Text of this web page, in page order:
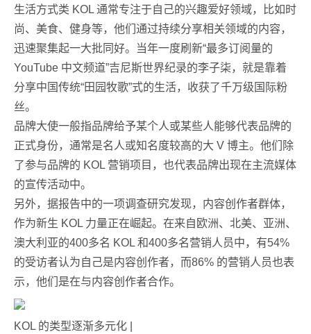
生活方式类 KOL 通常专注于自己的兴趣爱好领域，比如时
尚、美食、健身等，他们通过持续分享相关领域的内容，
迅速聚集起一大批同好。当年一度刷新“最多订阅量的
YouTube 中文频道”吉尼斯世界纪录的李子柒，就是靠着
分享中国传统“田园牧歌”式的生活，收获了千万级国际粉
丝。
品牌大使一般指品牌给予某个人或某些人能够代表品牌的
正式身份，通常是名人或知名度较高的大 V 博主。他们除
了参与品牌的 KOL 营销项目，也代表品牌出现在主流媒体
的宣传活动中。
另外，据报告中的一项调查研究发现，内容创作者群体，
作为新生 KOL 力量正在崛起。在来自欧洲、北美、亚洲、
澳大利亚的400多名 KOL 和400多名营销人员中，有54%
的受访者认为自己是内容创作者，而86% 的营销人员也表
示，他们是在与内容创作者合作。
KOL 的类型逐渐多元化 |